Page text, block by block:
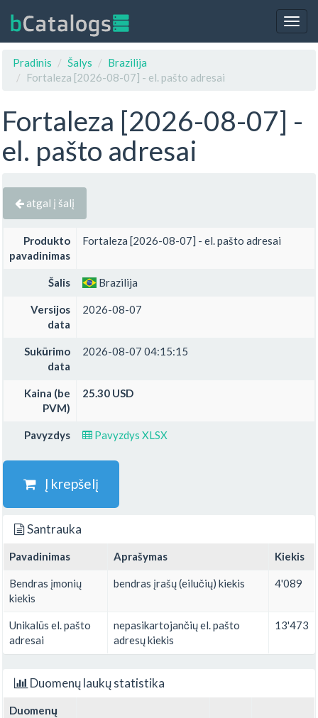
Pradinis
Šalys
Brazilija
Fortaleza [2026-08-07] - el. pašto adresai
Fortaleza [2026-08-07] -
el. pašto adresai
atgal į šalį
Produkto
pavadinimas
Fortaleza [2026-08-07] - el. pašto adresai
Šalis Brazilija
Versijos
data
2026-08-07
Sukūrimo
data
2026-08-07 04:15:15
Kaina (be
PVM)
25.30 USD
Pavyzdys Pavyzdys XLSX
Į krepšelį
Santrauka
Pavadinimas Aprašymas Kiekis
Bendras įmonių
kiekis
bendras įrašų (eilučių) kiekis 4'089
Unikalūs el. pašto
adresai
nepasikartojančių el. pašto
adresų kiekis
13'473
Duomenų laukų statistika
Duomenų